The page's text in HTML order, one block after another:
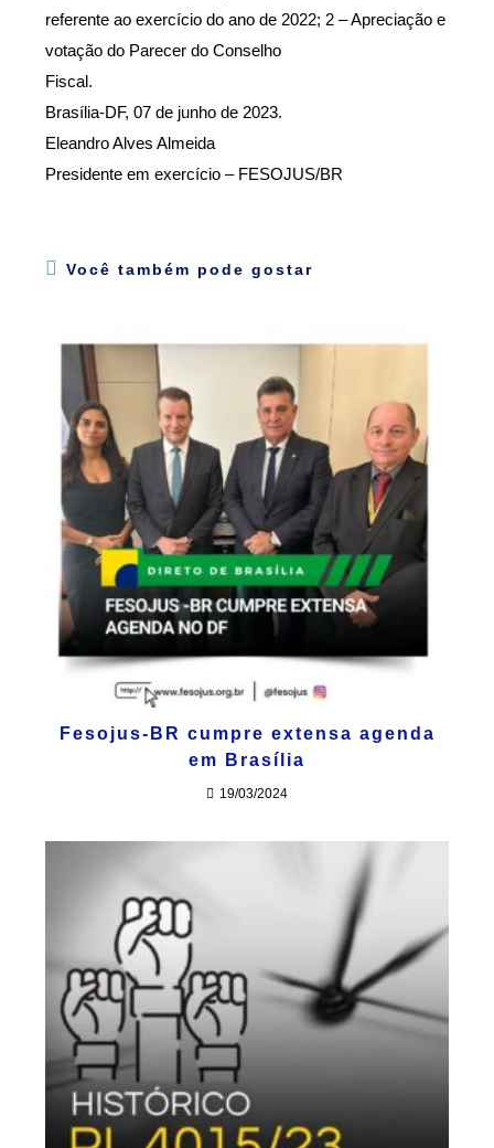
referente ao exercício do ano de 2022; 2 – Apreciação e
votação do Parecer do Conselho
Fiscal.
Brasília-DF, 07 de junho de 2023.
Eleandro Alves Almeida
Presidente em exercício – FESOJUS/BR
Você também pode gostar
Fesojus-BR cumpre extensa agenda
em Brasília
19/03/2024